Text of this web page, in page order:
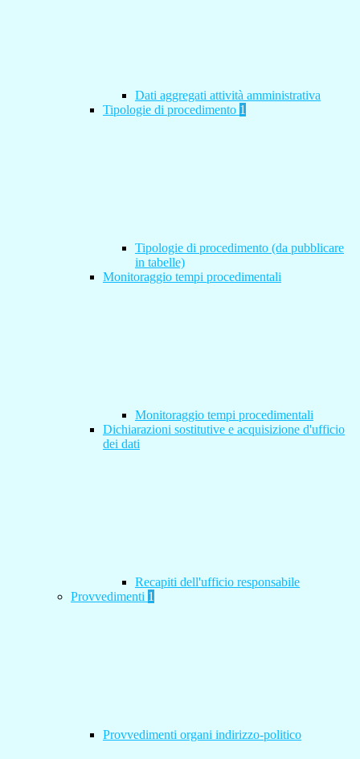
Dati aggregati attività amministrativa
Tipologie di procedimento 1
Tipologie di procedimento (da pubblicare
in tabelle)
Monitoraggio tempi procedimentali
Monitoraggio tempi procedimentali
Dichiarazioni sostitutive e acquisizione d'ufficio
dei dati
Recapiti dell'ufficio responsabile
Provvedimenti 1
Provvedimenti organi indirizzo-politico